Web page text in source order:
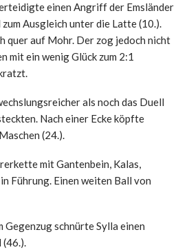
einen Angriff der Emsländer
Ausgleich unter die Latte (10.).
quer auf Mohr. Der zog jedoch nicht
mit ein wenig Glück zum 2:1
als noch das Duell
Nach einer Ecke köpfte
(24.).
mit Gantenbein, Kalas,
Führung. Einen weiten Ball von
Gegenzug schnürte Sylla einen